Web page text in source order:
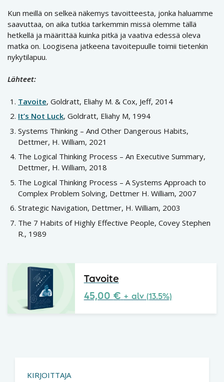
Kun meillä on selkeä näkemys tavoitteesta, jonka haluamme
saavuttaa, on aika tutkia tarkemmin missä olemme tällä
hetkellä ja määrittää kuinka pitkä ja vaativa edessä oleva
matka on. Loogisena jatkeena tavoitepuulle toimii tietenkin
nykytilapuu.
Lähteet:
Tavoite, Goldratt, Eliahy M. & Cox, Jeff, 2014
It’s Not Luck, Goldratt, Eliahy M, 1994
Systems Thinking – And Other Dangerous Habits,
Dettmer, H. William, 2021
The Logical Thinking Process – An Executive Summary,
Dettmer, H. William, 2018
The Logical Thinking Process – A Systems Approach to
Complex Problem Solving, Dettmer H. William, 2007
Strategic Navigation, Dettmer, H. William, 2003
The 7 Habits of Highly Effective People, Covey Stephen
R., 1989
Tavoite
45,00 € + alv (13.5%)
KIRJOITTAJA